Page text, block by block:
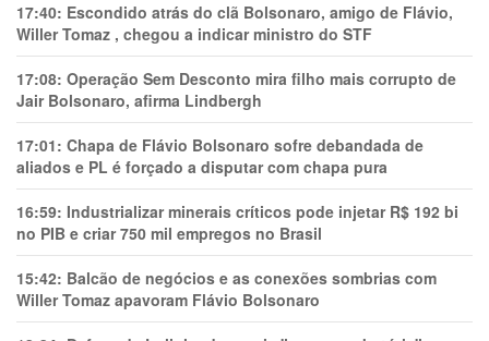
17:40: Escondido atrás do clã Bolsonaro, amigo de Flávio,
Willer Tomaz , chegou a indicar ministro do STF
17:08: Operação Sem Desconto mira filho mais corrupto de
Jair Bolsonaro, afirma Lindbergh
17:01: Chapa de Flávio Bolsonaro sofre debandada de
aliados e PL é forçado a disputar com chapa pura
16:59: Industrializar minerais críticos pode injetar R$ 192 bi
no PIB e criar 750 mil empregos no Brasil
15:42: Balcão de negócios e as conexões sombrias com
Willer Tomaz apavoram Flávio Bolsonaro